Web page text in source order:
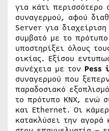
για κάτι
συναγερμού, αφού
Server για
συμβατό με το
υποστηρίξει όλους
οικίας. Εξίσου
συνέχεια με τον Pess
συναγερμού που
παραδοσιακό
το πρότυπο KNX, ενώ
και Ethernet. Οι
κατακλύσει την αγορά